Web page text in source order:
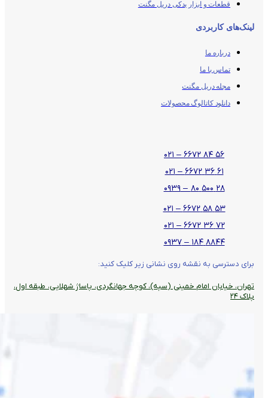
قطعات و ابزار یدکی دریل مگنت
لینک‌های کاربردی
درباره ما
تماس با ما
مجله دریل مگنت
دانلود کاتالوگ محصولات
۵۶ ۸۴ ۶۶۷۲ – ۰۲۱
۶۱ ۳۶ ۶۶۷۲ – ۰۲۱
۲۸ ۵۰۰ ۸۰ – ۰۹۳۹
۵۳ ۵۸ ۶۶۷۲ – ۰۲۱
۷۲ ۳۶ ۶۶۷۲ – ۰۲۱
۸۸۴۴ ۱۸۴ – ۰۹۳۷
برای دسترسی به نقشه روی نشانی زیر کلیک کنید:
تهران، خیابان امام خمینی (سپه)، کوچه جهانگردی،‌ پاساژ شهلایی، طبقه اول،
پلاک ۲۴